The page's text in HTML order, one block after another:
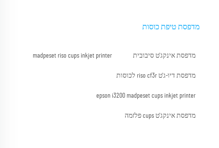
מדפסת טיפת כוסות
מדפסת אינקג'ט סיבובית madpeset riso cups inkjet printer
מדפסת דיו-ג'ט riso cf3r לכוסות
epson i3200 madpeset cups inkjet printer
מדפסת אינקג'ט cups פלזמה